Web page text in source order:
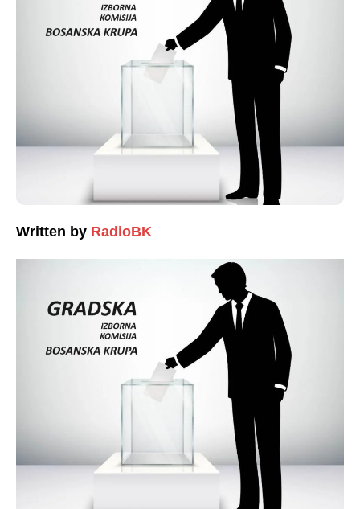
Written by RadioBK